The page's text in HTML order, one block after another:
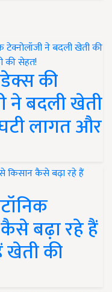
की
ने बदली खेती
लागत और
बढ़ा रहे हैं
खेती की